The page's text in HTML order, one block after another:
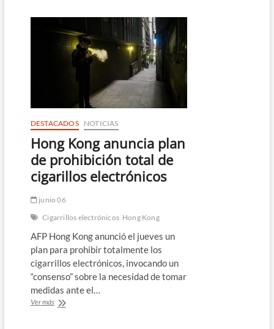
muertos
en
incendio
residencial
Kong
DESTACADOS
NOTICIAS
Hong Kong anuncia plan
de prohibición total de
cigarillos electrónicos
junio 06
Cigarrillos electrónicos Hong Kong
AFP Hong Kong anunció el jueves un
plan para prohibir totalmente los
cigarrillos electrónicos, invocando un
“consenso” sobre la necesidad de tomar
medidas ante el…
Ver másHong